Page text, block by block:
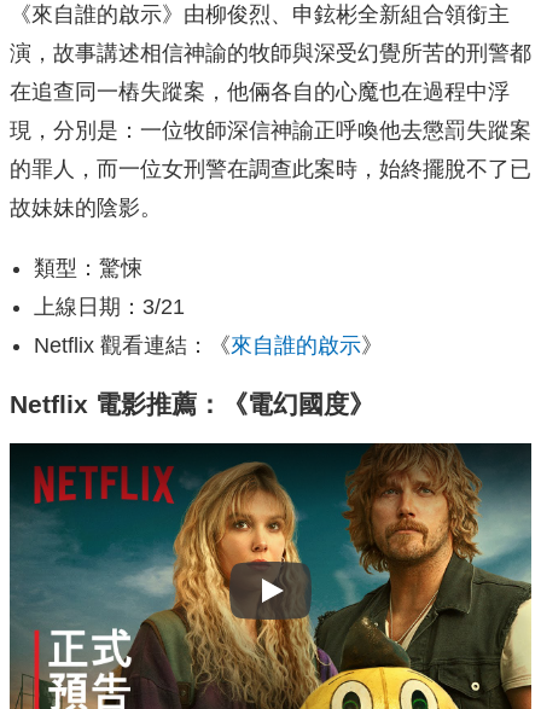
《來自誰的啟示》由柳俊烈、申鉉彬全新組合領銜主
演，故事講述相信神諭的牧師與深受幻覺所苦的刑警都
在追查同一樁失蹤案，他倆各自的心魔也在過程中浮
現，分別是：一位牧師深信神諭正呼喚他去懲罰失蹤案
的罪人，而一位女刑警在調查此案時，始終擺脫不了已
故妹妹的陰影。
類型：驚悚
上線日期：3/21
Netflix 觀看連結：《來自誰的啟示》
Netflix 電影推薦：《電幻國度》
Play